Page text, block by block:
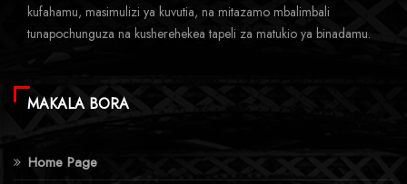
kufahamu, masimulizi ya kuvutia, na mitazamo mbalimbali
tunapochunguza na kusherehekea tapeli za matukio ya binadamu.
MAKALA BORA
Home Page